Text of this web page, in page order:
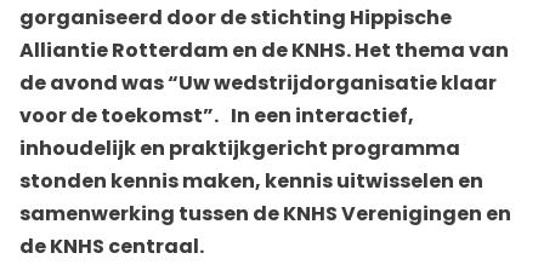
gorganiseerd door de stichting Hippische
Alliantie Rotterdam en de KNHS. Het thema van
de avond was“Uw wedstrijdorganisatie klaar
voor de toekomst”. In een interactief,
inhoudelijk en praktijkgericht programma
stonden kennis maken, kennis uitwisselen en
samenwerking tussen de KNHS Verenigingen en
de KNHS centraal.